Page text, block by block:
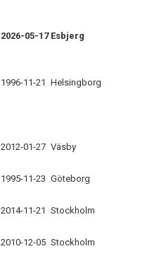
2026-05-17 Esbjerg
1996-11-21 Helsingborg
2012-01-27 Väsby
1995-11-23 Göteborg
2014-11-21 Stockholm
2010-12-05 Stockholm